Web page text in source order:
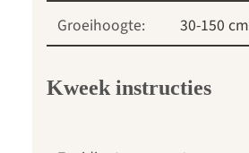
Groeihoogte: 30-150 cm
Kweek instructies